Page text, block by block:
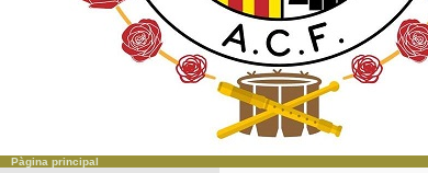
Pàgina principal